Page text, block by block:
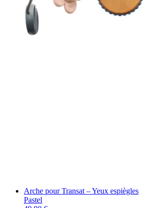
Arche pour Transat – Yeux espiègles
Pastel